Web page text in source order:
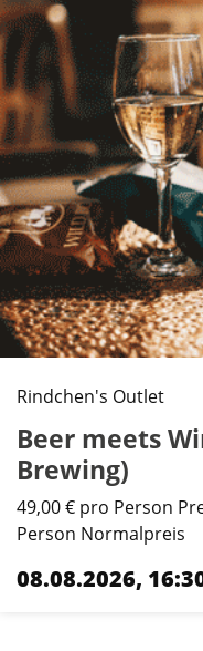
Rindchen's Outlet
Beer meets
Brewing)
49,00 € pro Person
Person Normalpreis
08.08.2026,